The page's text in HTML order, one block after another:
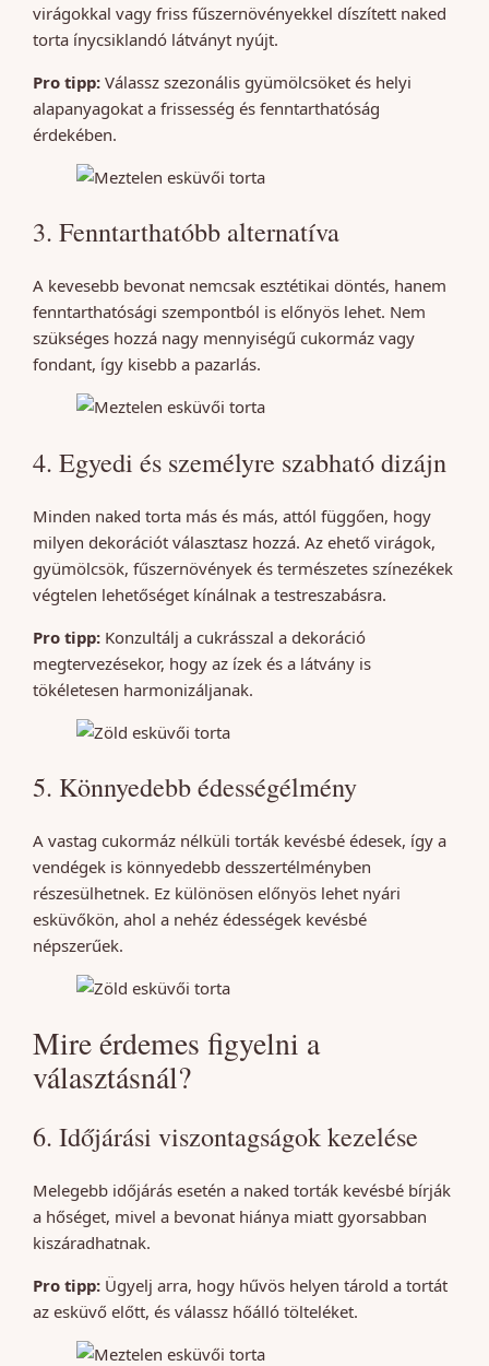
virágokkal vagy friss fűszernövényekkel díszített naked
torta ínycsiklandó látványt nyújt.
Pro tipp: Válassz szezonális gyümölcsöket és helyi
alapanyagokat a frissesség és fenntarthatóság
érdekében.
3. Fenntarthatóbb alternatíva
A kevesebb bevonat nemcsak esztétikai döntés, hanem
fenntarthatósági szempontból is előnyös lehet. Nem
szükséges hozzá nagy mennyiségű cukormáz vagy
fondant, így kisebb a pazarlás.
4. Egyedi és személyre szabható dizájn
Minden naked torta más és más, attól függően, hogy
milyen dekorációt választasz hozzá. Az ehető virágok,
gyümölcsök, fűszernövények és természetes színezékek
végtelen lehetőséget kínálnak a testreszabásra.
Pro tipp: Konzultálj a cukrásszal a dekoráció
megtervezésekor, hogy az ízek és a látvány is
tökéletesen harmonizáljanak.
5. Könnyedebb édességélmény
A vastag cukormáz nélküli torták kevésbé édesek, így a
vendégek is könnyedebb desszertélményben
részesülhetnek. Ez különösen előnyös lehet nyári
esküvőkön, ahol a nehéz édességek kevésbé
népszerűek.
Mire érdemes figyelni a
választásnál?
6. Időjárási viszontagságok kezelése
Melegebb időjárás esetén a naked torták kevésbé bírják
a hőséget, mivel a bevonat hiánya miatt gyorsabban
kiszáradhatnak.
Pro tipp: Ügyelj arra, hogy hűvös helyen tárold a tortát
az esküvő előtt, és válassz hőálló tölteléket.